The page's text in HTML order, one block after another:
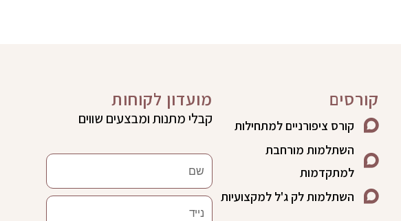
קורסים
קורס ציפורניים למתחילות
השתלמות מורחבת
למתקדמות
השתלמות לק ג'ל למקצועיות
מועדון לקוחות
קבלי מתנות ומבצעים שווים
שם
נייד